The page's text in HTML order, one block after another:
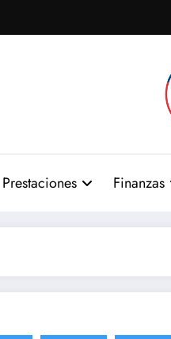
Prestaciones Finanzas